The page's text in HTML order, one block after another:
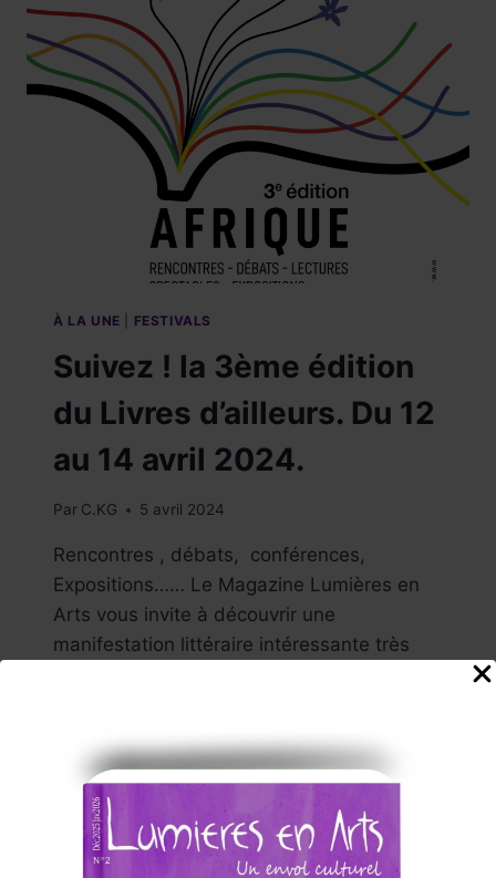
ÉDITION
LE
28-
29-
30
MARS
2025
À
NANCY.
À LA UNE FESTIVALS
Suivez ! la 3ème édition
du Livres d’ailleurs. Du 12
au 14 avril 2024.
Par C.KG 5 avril 2024
Rencontres , débats, conférences,
Expositions…… Le Magazine Lumières en
Arts vous invite à découvrir une
manifestation littéraire intéressante très
d’ores et déjà comme un festival littéraire
majeur en France ! Une thématique
biennale lui permet d’offrir…